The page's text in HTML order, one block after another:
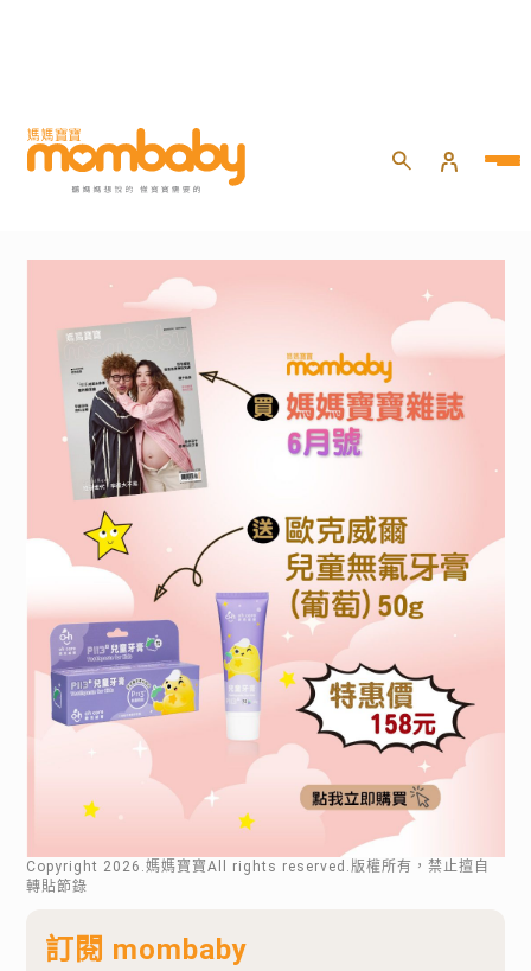
Copyright 2026 .媽媽寶寶All rights reserved.版權所有，禁止擅自
轉貼節錄
訂閱 mombaby